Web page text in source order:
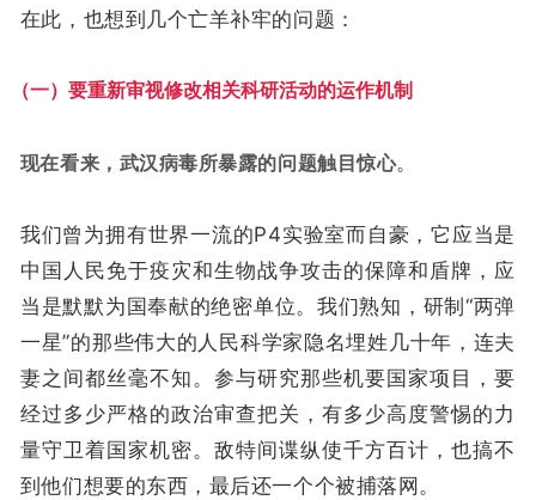
在此，也想到几个亡羊补牢的问题：
（一）要重新审视修改相关科研活动的运作机制
现在看来， 武汉病毒所暴露的问题触目惊心。
我们曾为拥有世界一流的P4实验室而自豪，它应当是
中国人民免于疫灾和生物战争攻击的保障和盾牌，应
当是默默为国奉献的绝密单位。我们熟知，研制“两弹
一星”的那些伟大的人民科学家隐名埋姓几十年，连夫
妻之间都丝毫不知。参与研究那些机要国家项目，要
经过多少严格的政治审查把关，有多少高度警惕的力
量守卫着国家机密。敌特间谍纵使千方百计，也搞不
到他们想要的东西，最后还一个个被捕落网。